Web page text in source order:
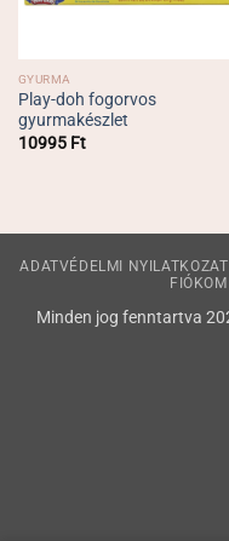
GYURMA
Play-doh fogorvos
gyurmakészlet
10995 Ft
ADATVÉDELMI NYILATKOZAT
FIÓKOM
Minden jog fenntartva